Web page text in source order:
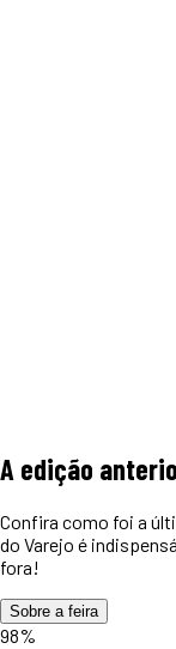
A edição
Confira como foi a
do Varejo é
fora!
Sobre a feira
98%